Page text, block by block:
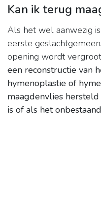
Kan ik terug
Als het wel aanwezig
eerste
opening wordt
een reconstructie van
hymenoplastie of
maagdenvlies
is of als het